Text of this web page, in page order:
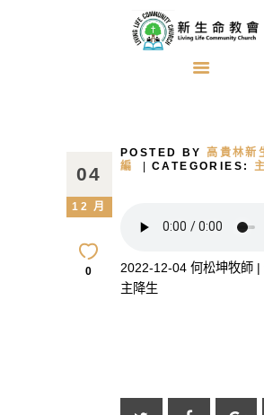
牧者的話
主日證道
浸禮見證
04
12 月
0
POSTED BY 高貴林新
編
CATEGORIES:
2022-12-04 何松坤牧師 |
主降生